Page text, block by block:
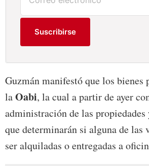
Suscribirse
Guzmán manifestó que los bienes
laOabi, la cual a partir de ayer
administración de las
que determinarán si alguna de las
ser alquiladas o entregadas a